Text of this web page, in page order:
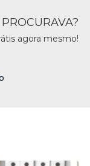
agora mesmo!